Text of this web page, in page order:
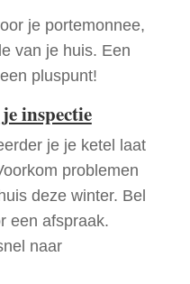
je portemonnee,
van je huis. Een
pluspunt!
inspectie
je je ketel laat
problemen
deze winter. Bel
een afspraak.
naar